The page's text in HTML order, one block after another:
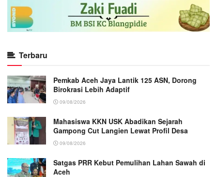
Terbaru
Pemkab Aceh Jaya Lantik 125 ASN, Dorong
Birokrasi Lebih Adaptif
09/08/2026
Mahasiswa KKN USK Abadikan Sejarah
Gampong Cut Langien Lewat Profil Desa
09/08/2026
Satgas PRR Kebut Pemulihan Lahan Sawah di
Aceh